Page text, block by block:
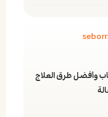
وأفضل طرق العلاج